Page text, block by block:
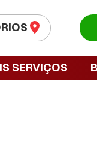
SERVIÇOS